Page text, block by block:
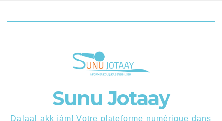
Sunu Jotaay
Dalaal akk jàm! Votre plateforme numérique dans